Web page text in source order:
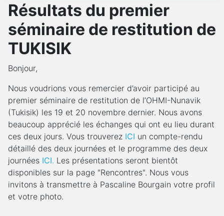
Résultats du premier
séminaire de restitution de
TUKISIK
Bonjour,
Nous voudrions vous remercier d’avoir participé au
premier séminaire de restitution de l’OHMI-Nunavik
(Tukisik) les 19 et 20 novembre dernier. Nous avons
beaucoup apprécié les échanges qui ont eu lieu durant
ces deux jours. Vous trouverez ICI un compte-rendu
détaillé des deux journées et le programme des deux
journées ICI. Les présentations seront bientôt
disponibles sur la page "Rencontres". Nous vous
invitons à transmettre à Pascaline Bourgain votre profil
et votre photo.